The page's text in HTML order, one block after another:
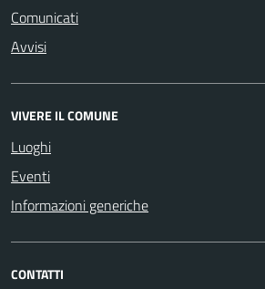
Comunicati
Avvisi
VIVERE IL COMUNE
Luoghi
Eventi
Informazioni generiche
CONTATTI